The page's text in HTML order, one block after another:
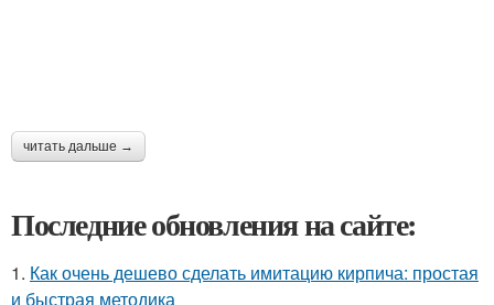
читать дальше →
Последние обновления на сайте:
1. Как очень дешево сделать имитацию кирпича: простая
и быстрая методика